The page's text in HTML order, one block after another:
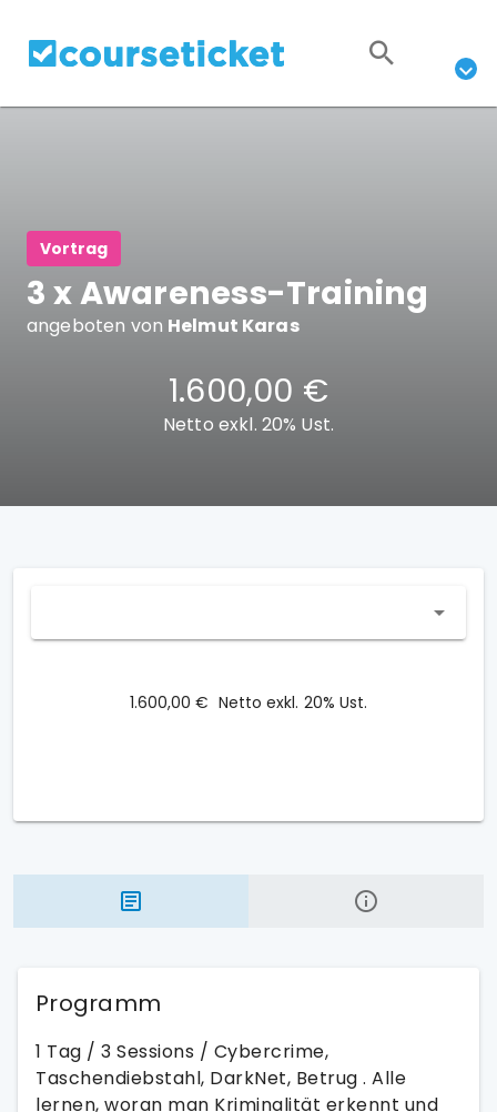
Vortrag
3 x Awareness-Training
angeboten von Helmut Karas
1.600,00 €
Netto exkl. 20% Ust.
1.600,00 € Netto exkl. 20% Ust.
Programm
1 Tag / 3 Sessions / Cybercrime,
Taschendiebstahl, DarkNet, Betrug . Alle
lernen, woran man Kriminalität erkennt und